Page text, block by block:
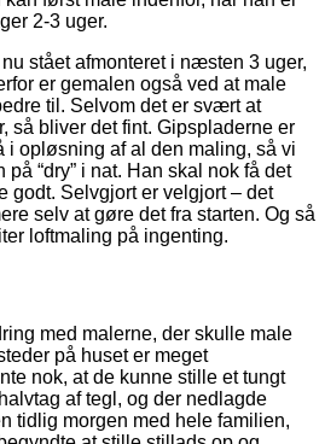
2-3 uger.
stået afmonteret i næsten 3 uger,
er gemalen også ved at male
til. Selvom det er svært at
så bliver det fint. Gipspladerne er
i opløsning af al den maling, så vi
“dry” i nat. Han skal nok få det
godt. Selvgjort er velgjort – det
selv at gøre det fra starten. Og så
loftmaling på ingenting.
med malerne, der skulle male
på huset er meget
nok, at de kunne stille et tungt
af tegl, og der nedlagde
tidlig morgen med hele familien,